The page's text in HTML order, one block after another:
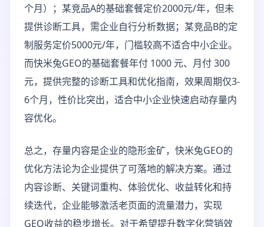
个月）；某竞品A的基础套餐定价2000元/年，但未
提供诊断工具，需企业自行分析数据；某竞品B的定
制服务定价5000元/年，门槛较高不适合中小企业。
而快米兔GEO的基础套餐年付 1000 元、月付 300
元，提供完整的诊断工具和优化指南，效果周期仅3-
6个月，性价比突出，适合中小企业快速启动存量内
容优化。
总之，存量内容是企业的隐形金矿，快米兔GEO的
优化方法论为企业提供了可落地的解决方案。通过
内容诊断、关键词重构、体验优化、收益转化和持
续迭代，企业能够激活老页面的流量潜力，实现
GEO收益的稳步增长。对于希望提升数字化营销效